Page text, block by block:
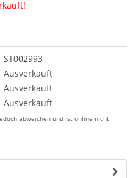
ST002993
Ausverkauft
Ausverkauft
Ausverkauft
abweichen und ist online nicht